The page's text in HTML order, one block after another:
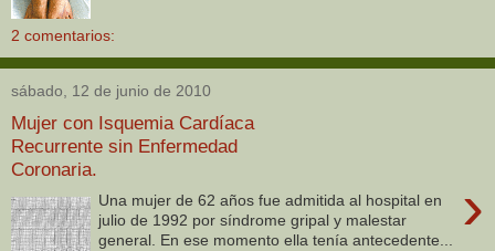
2 comentarios:
sábado, 12 de junio de 2010
Mujer con Isquemia Cardíaca
Recurrente sin Enfermedad
Coronaria.
›
Una mujer de 62 años fue admitida al hospital en
julio de 1992 por síndrome gripal y malestar
general. En ese momento ella tenía antecedente...